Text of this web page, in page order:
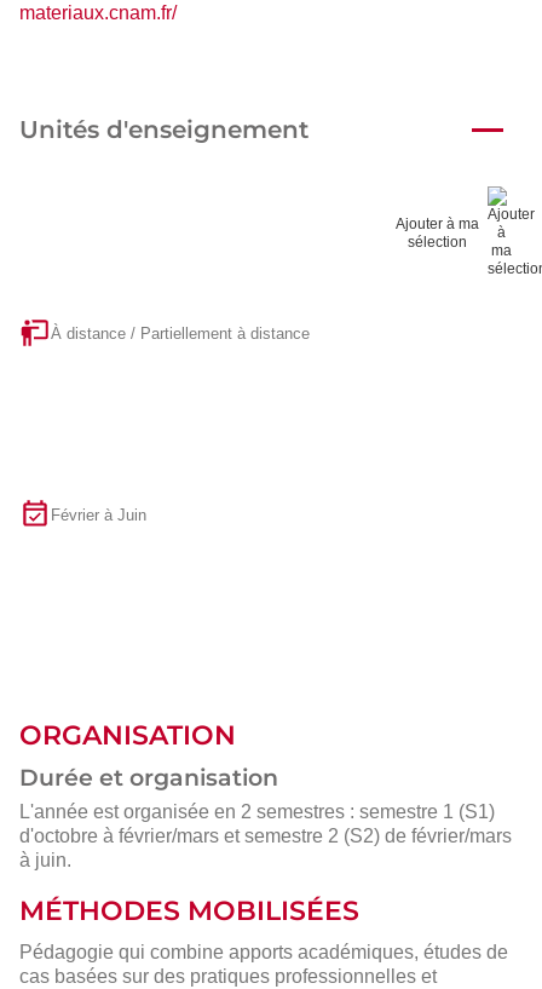
materiaux.cnam.fr/
Unités d'enseignement
Ajouter à ma
sélection
À distance / Partiellement à distance
Février à Juin
ORGANISATION
Durée et organisation
L'année est organisée en 2 semestres : semestre 1 (S1)
d'octobre à février/mars et semestre 2 (S2) de février/mars
à juin.
MÉTHODES MOBILISÉES
Pédagogie qui combine apports académiques, études de
cas basées sur des pratiques professionnelles et